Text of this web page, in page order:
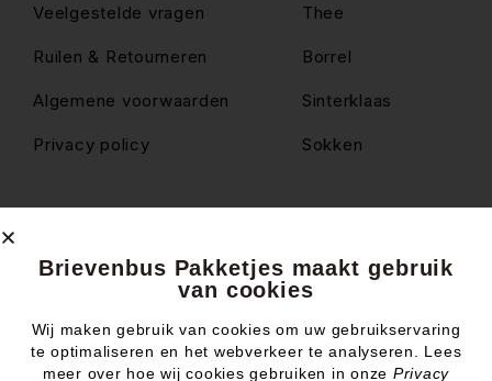
Thee
Borrel
Sinterklaas
Sokken
Veelgestelde vragen
Ruilen & Retourneren
Algemene voorwaarden
Privacy policy
© Brievenbus Pakketjes
Website & design by
Brievenbus Pakketjes maakt gebruik
van cookies
Wij maken gebruik van cookies om uw gebruikservaring
te optimaliseren en het webverkeer te analyseren. Lees
meer over hoe wij cookies gebruiken in onze Privacy